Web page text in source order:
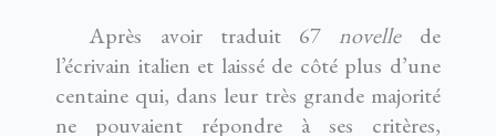
Après avoir traduit 67 novellede
l’écrivain italien et laissé de côté plus d’une
centaine qui, dans leur très grande majorité
ne pouvaient répondre à ses critères,